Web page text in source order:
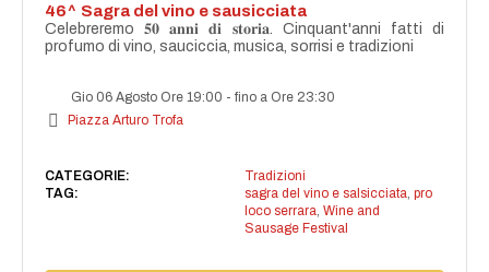
46^ Sagra del vino e sausicciata
Celebreremo 𝟓𝟎 𝐚𝐧𝐧𝐢 𝐝𝐢 𝐬𝐭𝐨𝐫𝐢𝐚. Cinquant'anni fatti di
profumo di vino, sauciccia, musica, sorrisi e tradizioni
Gio 06 Agosto Ore 19:00 -fino a Ore 23:30
Piazza Arturo Trofa
CATEGORIE:
Tradizioni
TAG:
sagra del vino e salsicciata, pro
loco serrara, Wine and
Sausage Festival